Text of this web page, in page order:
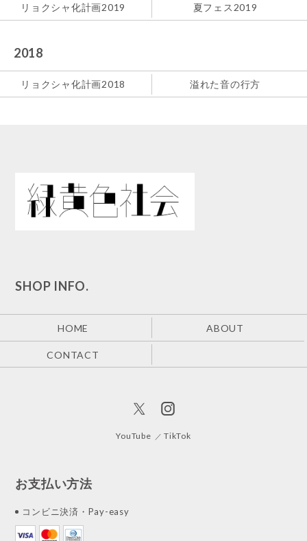
リョクシャ化計画2019 夏フェス2019
2018
リョクシャ化計画2018 溢れた音の行方
SHOP INFO.
HOME ABOUT
CONTACT
YouTube TikTok
お支払い方法
コンビニ決済・Pay-easy